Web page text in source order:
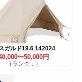
ガルド19.6 142024
〜50,000円
（ランク：）